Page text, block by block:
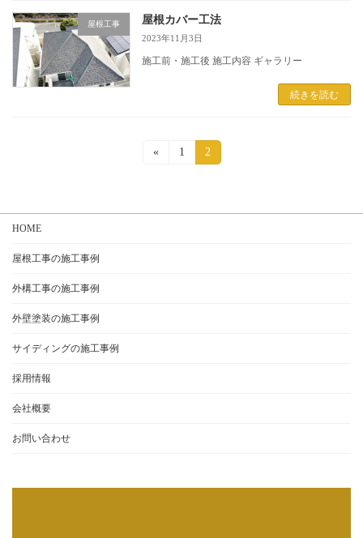
屋根工事 屋根カバー工法
2023年11月3日
施工前・施工後 施工内容 ギャラリー
続きを読む
の
ペ
ー
ジ
送
り
«
固
ジ
1
固
定
ジ
2
HOME
屋根工事の施工事例
外構工事の施工事例
外壁塗装の施工事例
サイディングの施工事例
採用情報
会社概要
お問い合わせ